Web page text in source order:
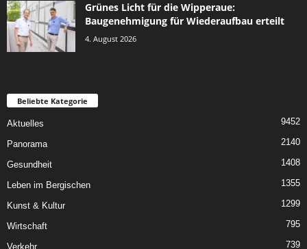
Grünes Licht für die Wipperaue:
Baugenehmigung für Wiederaufbau erteilt
4. August 2026
Beliebte Kategorie
Aktuelles 9452
Panorama 2140
Gesundheit 1408
Leben im Bergischen 1355
Kunst & Kultur 1299
Wirtschaft 795
Verkehr 739